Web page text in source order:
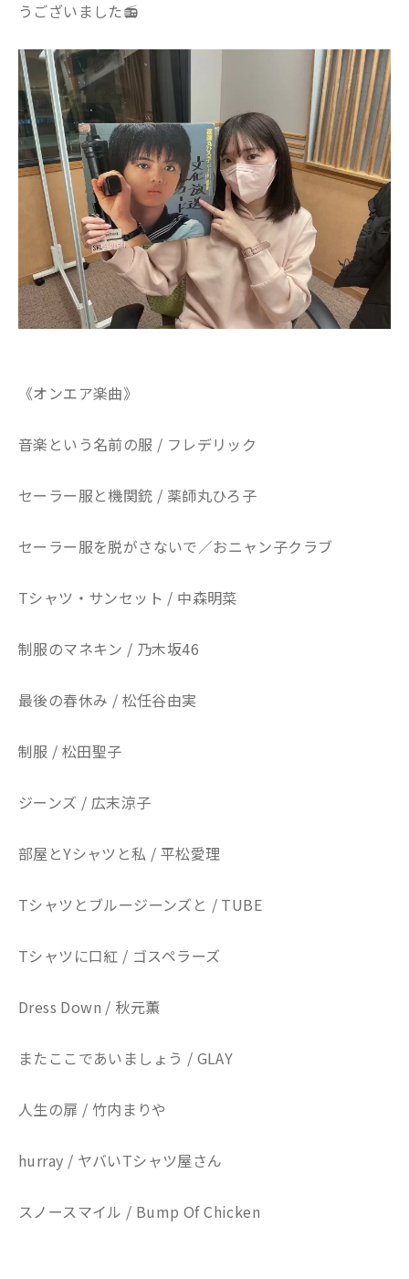
うございました📻
《オンエア楽曲》
音楽という名前の服 / フレデリック
セーラー服と機関銃 / 薬師丸ひろ子
セーラー服を脱がさないで／おニャン子クラブ
Tシャツ・サンセット / 中森明菜
制服のマネキン / 乃木坂46
最後の春休み / 松任谷由実
制服 / 松田聖子
ジーンズ / 広末涼子
部屋とYシャツと私 / 平松愛理
Tシャツとブルージーンズと / TUBE
Tシャツに口紅 / ゴスペラーズ
Dress Down / 秋元薫
またここであいましょう / GLAY
人生の扉 / 竹内まりや
hurray / ヤバいTシャツ屋さん
スノースマイル / Bump Of Chicken